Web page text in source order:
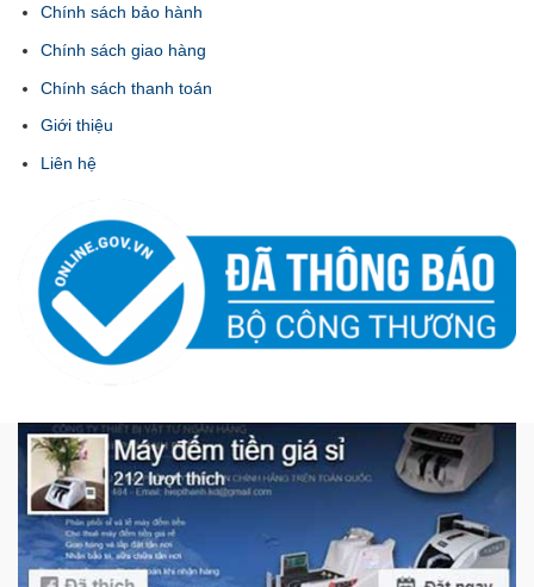
Chính sách bảo hành
Chính sách giao hàng
Chính sách thanh toán
Giới thiệu
Liên hệ